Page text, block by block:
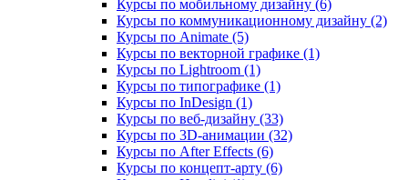
Курсы по мобильному дизайну (6)
Курсы по коммуникационному дизайну (2)
Курсы по Animate (5)
Курсы по векторной графике (1)
Курсы по Lightroom (1)
Курсы по типографике (1)
Курсы по InDesign (1)
Курсы по веб‑дизайну (33)
Курсы по 3D‑анимации (32)
Курсы по After Effects (6)
Курсы по концепт‑арту (6)